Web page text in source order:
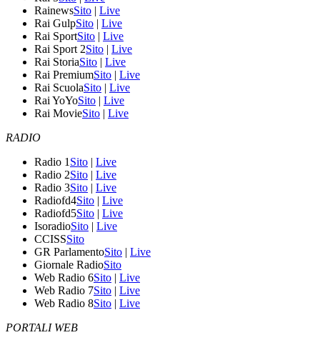
RainewsSito | Live
Rai GulpSito | Live
Rai SportSito | Live
Rai Sport 2Sito | Live
Rai StoriaSito | Live
Rai PremiumSito | Live
Rai ScuolaSito | Live
Rai YoYoSito | Live
Rai MovieSito | Live
RADIO
Radio 1 Sito | Live
Radio 2Sito | Live
Radio 3Sito | Live
Radiofd4Sito | Live
Radiofd5Sito | Live
IsoradioSito | Live
CCISSSito
GR ParlamentoSito | Live
Giornale RadioSito
Web Radio 6Sito | Live
Web Radio 7Sito | Live
Web Radio 8Sito | Live
PORTALI WEB